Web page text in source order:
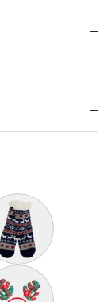
y Papá Noel
con Árboles,
Santa Claus
Navideñas